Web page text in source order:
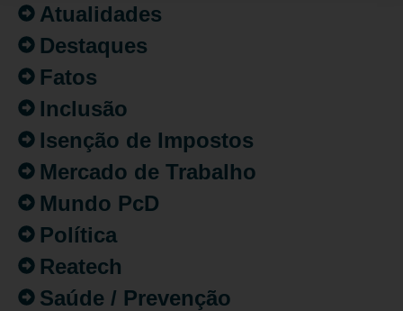
Atualidades
Destaques
Fatos
Inclusão
Isenção de Impostos
Mercado de Trabalho
Mundo PcD
Política
Reatech
Saúde / Prevenção